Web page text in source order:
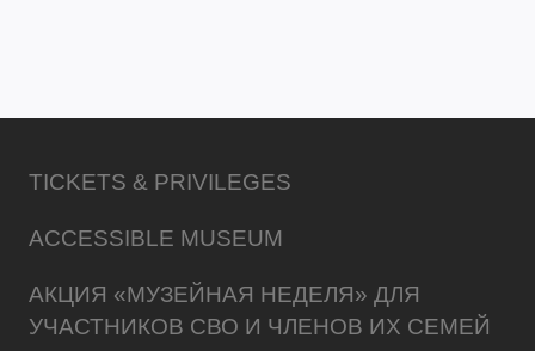
TICKETS & PRIVILEGES
ACCESSIBLE MUSEUM
АКЦИЯ «МУЗЕЙНАЯ НЕДЕЛЯ» ДЛЯ
УЧАСТНИКОВ СВО И ЧЛЕНОВ ИХ СЕМЕЙ